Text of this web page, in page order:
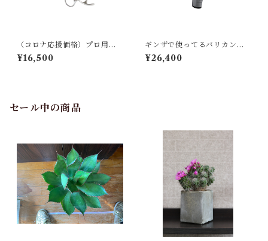
（コロナ応援価格）プロ用す
きバサミ
¥16,500
ギンザで使ってるバリカンで
す
¥26,400
セール中の商品